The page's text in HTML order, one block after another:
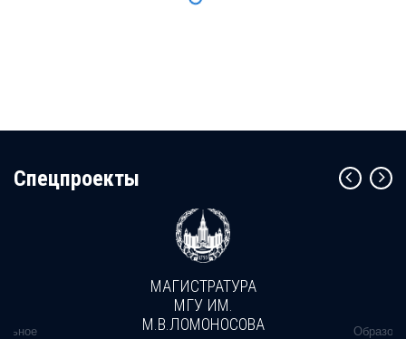
Cпецпроекты
МАГИСТРАТУРА
МГУ ИМ.
М.В.ЛОМОНОСОВА